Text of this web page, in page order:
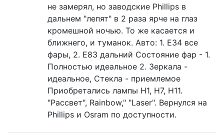
не замерял, но заводские Phillips в
дальнем "лепят" в 2 раза ярче на глаз
кромешной ночью. То же касается и
ближнего, и туманок. Авто: 1. E34 все
фары, 2. E83 дальний Состояние фар - 1.
Полностью идеальное 2. Зеркала -
идеальное, Стекла - приемлемое
Приобретались лампы H1, H7, H11.
"Рассвет", Rainbow," "Laser". Вернулся на
Phillips и Osram по доступности.